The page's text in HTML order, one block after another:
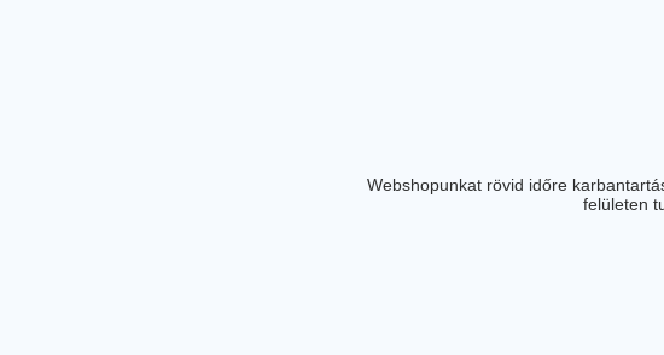
Webshopunkat rövid időre
felületen